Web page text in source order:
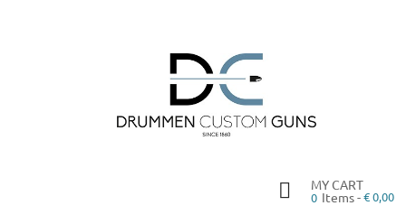
MY CART
0 Items -€ 0,00